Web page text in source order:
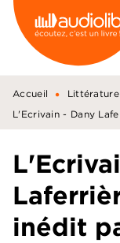
MENU
PIED DE PAGE
Accueil • Littérature
L'Ecrivain - Dany
inédit